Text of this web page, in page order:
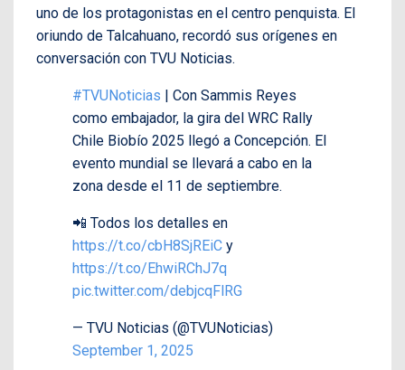
uno de los protagonistas en el centro penquista. El
oriundo de Talcahuano, recordó sus orígenes en
conversación con TVU Noticias.
#TVUNoticias | Con Sammis Reyes
como embajador, la gira del WRC Rally
Chile Biobío 2025 llegó a Concepción. El
evento mundial se llevará a cabo en la
zona desde el 11 de septiembre.
📲 Todos los detalles en
https://t.co/cbH8SjREiC y
https://t.co/EhwiRChJ7q
pic.twitter.com/debjcqFlRG
— TVU Noticias (@TVUNoticias)
September 1, 2025